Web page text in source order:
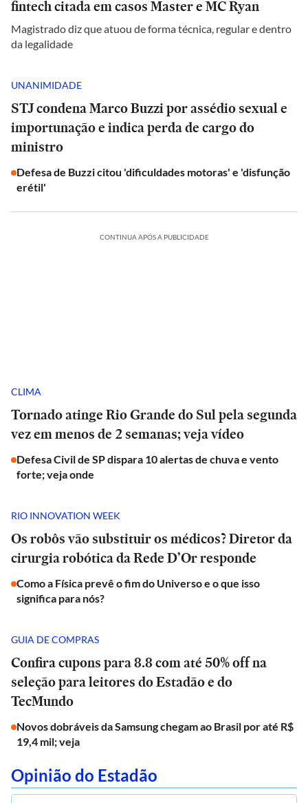
fintech citada em casos Master e MC Ryan
Magistrado diz que atuou de forma técnica, regular e dentro
da legalidade
UNANIMIDADE
STJ condena Marco Buzzi por assédio sexual e
importunação e indica perda de cargo do
ministro
Defesa de Buzzi citou 'dificuldades motoras' e 'disfunção
erétil'
CONTINUA APÓS A PUBLICIDADE
CLIMA
Tornado atinge Rio Grande do Sul pela segunda
vez em menos de 2 semanas; veja vídeo
Defesa Civil de SP dispara 10 alertas de chuva e vento
forte; veja onde
RIO INNOVATION WEEK
Os robôs vão substituir os médicos? Diretor da
cirurgia robótica da Rede D’Or responde
Como a Física prevê o fim do Universo e o que isso
significa para nós?
GUIA DE COMPRAS
Confira cupons para 8.8 com até 50% off na
seleção para leitores do Estadão e do
TecMundo
Novos dobráveis da Samsung chegam ao Brasil por até R$
19,4 mil; veja
Opinião do Estadão